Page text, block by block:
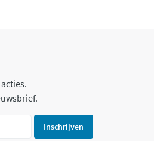
Inschrijven